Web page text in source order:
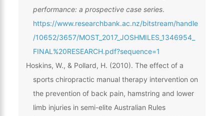
performance: a prospective case series.
https://www.researchbank.ac.nz/bitstream/handle
/10652/3657/MOST_2017_JOSHMILES_1346954_
FINAL%20RESEARCH.pdf?sequence=1
Hoskins, W., & Pollard, H. (2010). The effect of a
sports chiropractic manual therapy intervention on
the prevention of back pain, hamstring and lower
limb injuries in semi-elite Australian Rules